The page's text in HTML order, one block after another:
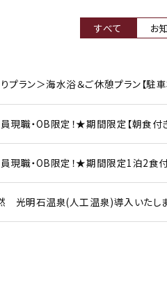
すべて お
プラン＞海水浴＆ご休憩プラン【駐
現職・OB限定！★期間限定【朝食付
現職・OB限定！★期間限定1
光明石温泉(人工温泉)導入いたしま